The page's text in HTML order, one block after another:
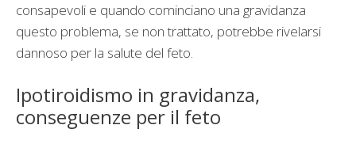
consapevoli e quando cominciano una gravidanza
questo problema, se non trattato, potrebbe rivelarsi
dannoso per la salute del feto.
Ipotiroidismo in gravidanza,
conseguenze per il feto